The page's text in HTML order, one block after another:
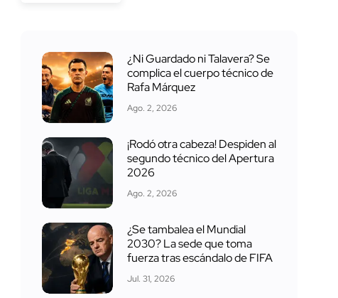
¿Ni Guardado ni Talavera? Se
complica el cuerpo técnico de
Rafa Márquez
Ago. 2, 2026
¡Rodó otra cabeza! Despiden al
segundo técnico del Apertura
2026
Ago. 2, 2026
¿Se tambalea el Mundial
2030? La sede que toma
fuerza tras escándalo de FIFA
Jul. 31, 2026